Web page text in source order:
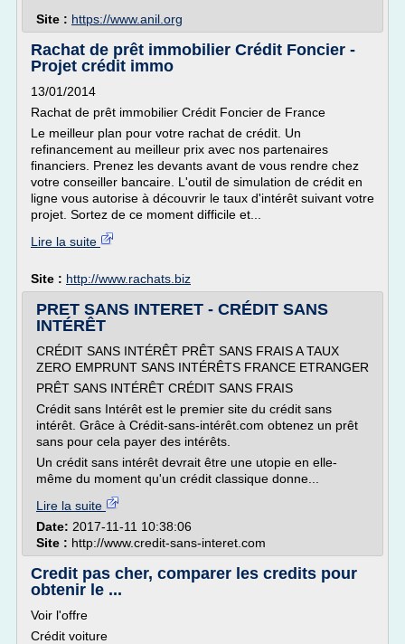
Site : https://www.anil.org
Rachat de prêt immobilier Crédit Foncier -
Projet crédit immo
13/01/2014
Rachat de prêt immobilier Crédit Foncier de France
Le meilleur plan pour votre rachat de crédit. Un
refinancement au meilleur prix avec nos partenaires
financiers. Prenez les devants avant de vous rendre chez
votre conseiller bancaire. L'outil de simulation de crédit en
ligne vous autorise à découvrir le taux d'intérêt suivant votre
projet. Sortez de ce moment difficile et...
Lire la suite
Site : http://www.rachats.biz
PRET SANS INTERET - CRÉDIT SANS
INTÉRÊT
CRÉDIT SANS INTÉRÊT PRÊT SANS FRAIS A TAUX
ZERO EMPRUNT SANS INTÉRÊTS FRANCE ETRANGER
PRÊT SANS INTÉRÊT CRÉDIT SANS FRAIS
Crédit sans Intérêt est le premier site du crédit sans
intérêt. Grâce à Crédit-sans-intérêt.com obtenez un prêt
sans pour cela payer des intérêts.
Un crédit sans intérêt devrait être une utopie en elle-
même du moment qu'un crédit classique donne...
Lire la suite
Date: 2017-11-11 10:38:06
Site : http://www.credit-sans-interet.com
Credit pas cher, comparer les credits pour
obtenir le ...
Voir l'offre
Crédit voiture